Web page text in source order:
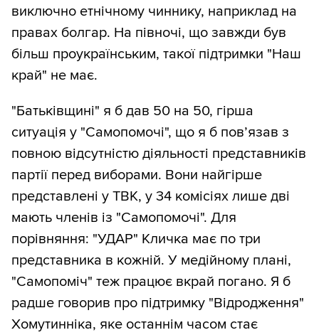
виключно етнічному чиннику, наприклад на
правах болгар. На півночі, що завжди був
більш проукраїнським, такої підтримки "Наш
край" не має.
"Батьківщині" я б дав 50 на 50, гірша
ситуація у "Самопомочі", що я б пов’язав з
повною відсутністю діяльності представників
партії перед виборами. Вони найгірше
представлені у ТВК, у 34 комісіях лише дві
мають членів із "Самопомочі". Для
порівняння: "УДАР" Кличка має по три
представника в кожній. У медійному плані,
"Самопоміч" теж працює вкрай погано. Я б
радше говорив про підтримку "Відродження"
Хомутинніка, яке останнім часом стає